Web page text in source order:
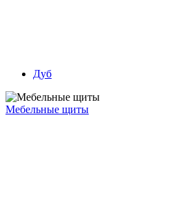
Дуб
Мебельные щиты